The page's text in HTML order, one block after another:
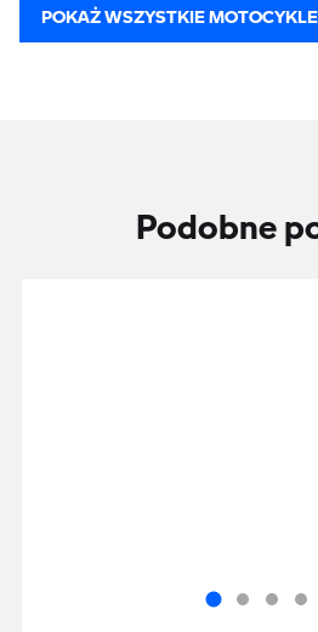
POKAŻ WSZYSTKIE MOTOCYKLE
Podobne